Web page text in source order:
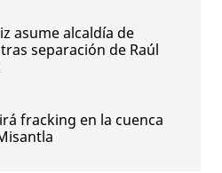
asume alcaldía de
separación de Raúl
fracking en la cuenca